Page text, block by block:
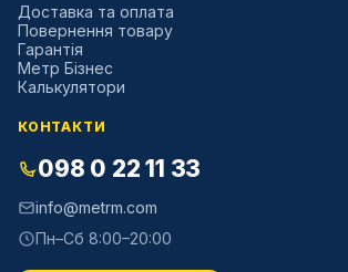
Доставка та оплата
Повернення товару
Гарантія
Метр Бізнес
Калькулятори
КОНТАКТИ
098 0 22 11 33
info@metrm.com
Пн–Сб 8:00–20:00